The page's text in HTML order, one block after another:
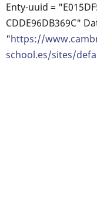
Enty-uuid =
CDDE96DB369C"
"https://
school.es/sites/